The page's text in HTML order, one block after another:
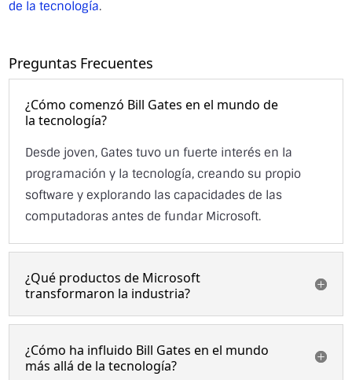
de la tecnología.
Preguntas Frecuentes
¿Cómo comenzó Bill Gates en el mundo de
la tecnología?
Desde joven, Gates tuvo un fuerte interés en la
programación y la tecnología, creando su propio
software y explorando las capacidades de las
computadoras antes de fundar Microsoft.
¿Qué productos de Microsoft
transformaron la industria?
¿Cómo ha influido Bill Gates en el mundo
más allá de la tecnología?